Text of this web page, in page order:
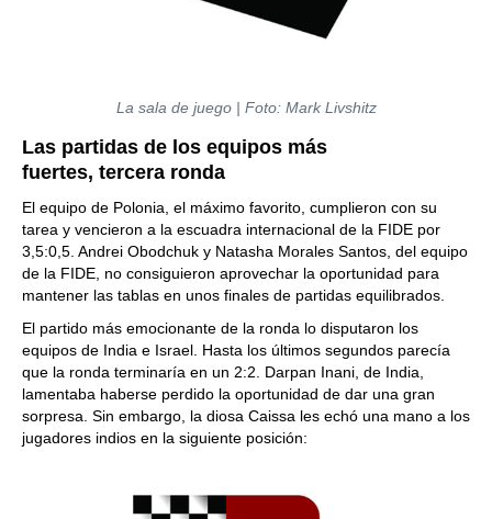
La sala de juego | Foto: Mark Livshitz
Las partidas de los equipos más
fuertes, tercera ronda
El equipo de Polonia, el máximo favorito, cumplieron con su
tarea y vencieron a la escuadra internacional de la FIDE por
3,5:0,5. Andrei Obodchuk y Natasha Morales Santos, del equipo
de la FIDE, no consiguieron aprovechar la oportunidad para
mantener las tablas en unos finales de partidas equilibrados.
El partido más emocionante de la ronda lo disputaron los
equipos de India e Israel. Hasta los últimos segundos parecía
que la ronda terminaría en un 2:2. Darpan Inani, de India,
lamentaba haberse perdido la oportunidad de dar una gran
sorpresa. Sin embargo, la diosa Caissa les echó una mano a los
jugadores indios en la siguiente posición: